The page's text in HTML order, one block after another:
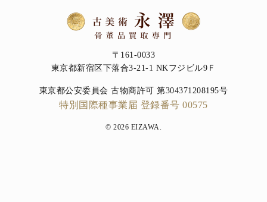
〒161-0033
東京都新宿区下落合3-21-1 NKフジビル9Ｆ
東京都公安委員会 古物商許可 第304371208195号
特別国際種事業届 登録番号 00575
© 2026 EIZAWA.